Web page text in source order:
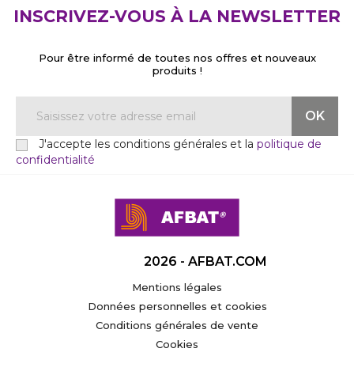
INSCRIVEZ-VOUS À LA NEWSLETTER
Pour être informé de toutes nos offres et nouveaux
produits !
J'accepte les conditions générales et la politique de
confidentialité
2026 - AFBAT.COM
Mentions légales
Données personnelles et cookies
Conditions générales de vente
Cookies